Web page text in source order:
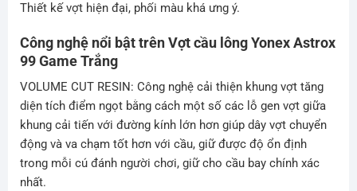
Thiết kế vợt hiện đại, phối màu khá ưng ý.
Công nghệ nổi bật trên Vợt cầu lôngYonex Astrox
99 Game Trắng
VOLUME CUT RESIN: Công nghệ cải thiện khung vợt tăng
diện tích điểm ngọt bằng cách một số các lỗ gen vợt giữa
khung cải tiến với đường kính lớn hơn giúp dây vợt chuyển
động và va chạm tốt hơn với cầu, giữ được độ ổn định
trong mỗi cú đánh người chơi, giữ cho cầu bay chính xác
nhất.